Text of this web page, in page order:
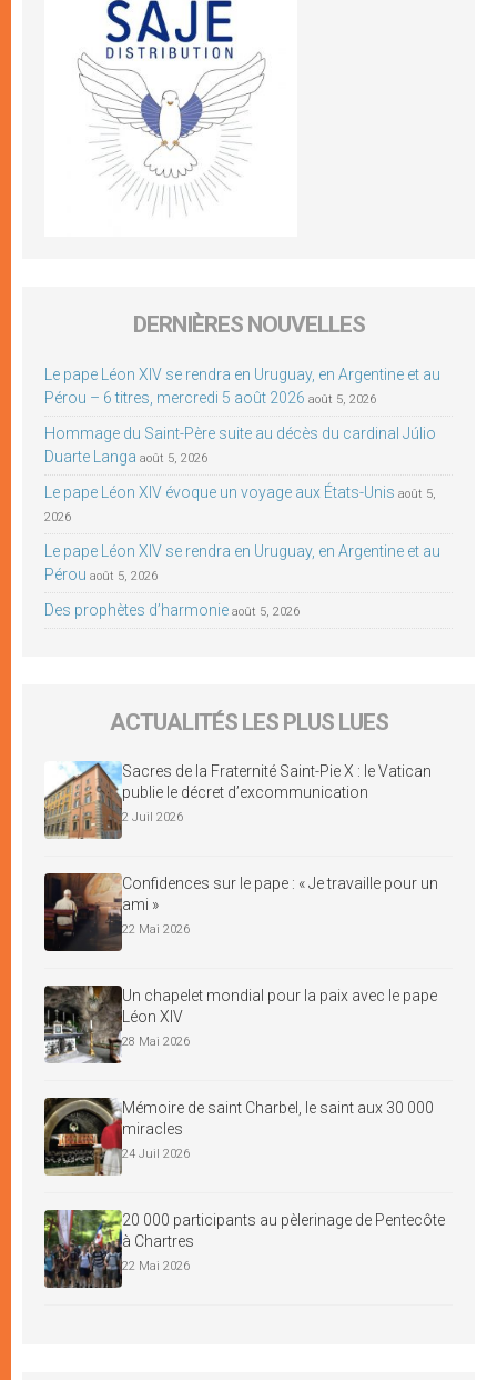
DERNIÈRES NOUVELLES
Le pape Léon XIV se rendra en Uruguay, en Argentine et au
Pérou – 6 titres, mercredi 5 août 2026 août 5, 2026
Hommage du Saint-Père suite au décès du cardinal Júlio
Duarte Langa août 5, 2026
Le pape Léon XIV évoque un voyage aux États-Unis août 5,
2026
Le pape Léon XIV se rendra en Uruguay, en Argentine et au
Pérou août 5, 2026
Des prophètes d’harmonie août 5, 2026
ACTUALITÉS LES PLUS LUES
Sacres de la Fraternité Saint-Pie X : le Vatican
publie le décret d’excommunication
2 Juil 2026
Confidences sur le pape : « Je travaille pour un
ami »
22 Mai 2026
Un chapelet mondial pour la paix avec le pape
Léon XIV
28 Mai 2026
Mémoire de saint Charbel, le saint aux 30 000
miracles
24 Juil 2026
20 000 participants au pèlerinage de Pentecôte
à Chartres
22 Mai 2026